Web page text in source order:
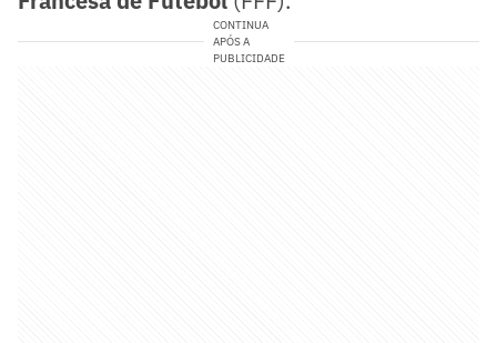
CONTINUA
APÓS A
PUBLICIDADE